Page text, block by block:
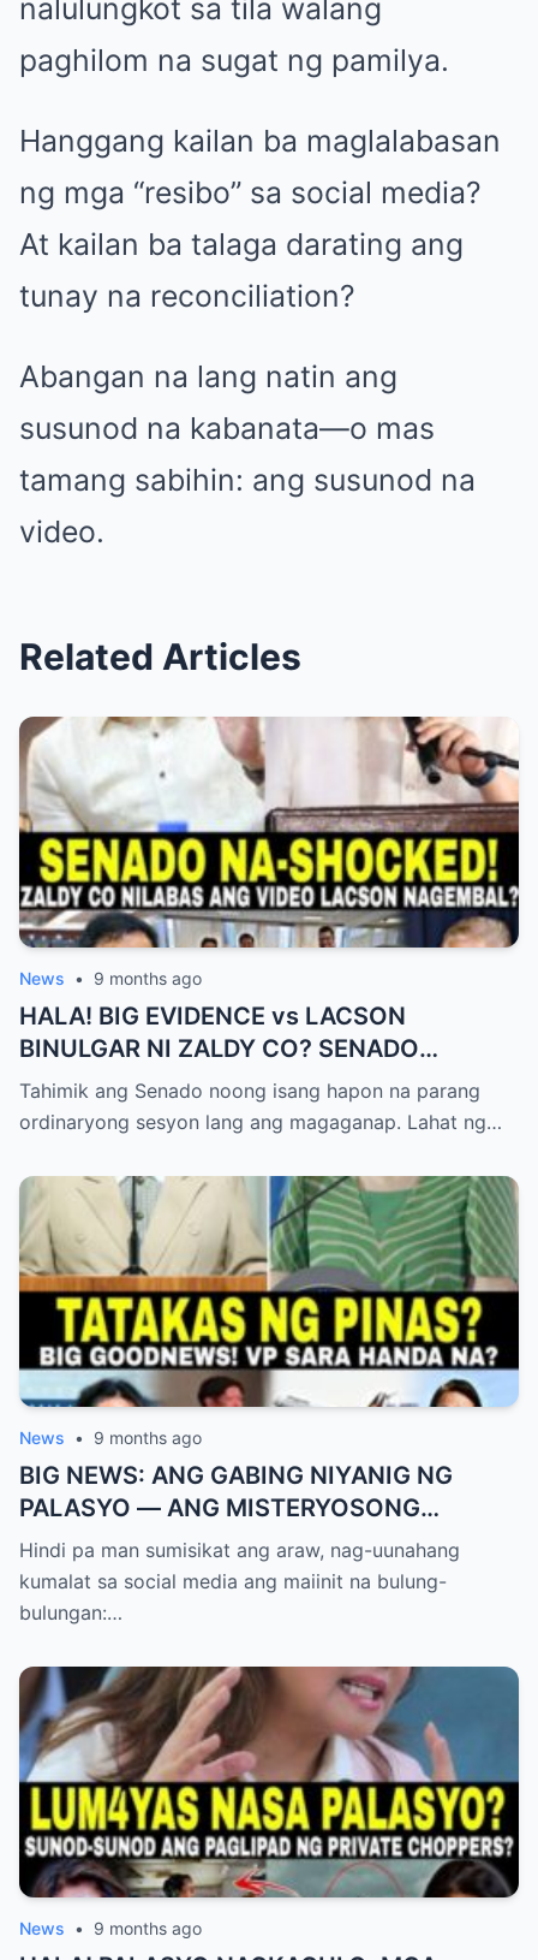
nalulungkot sa tila walang
paghilom na sugat ng pamilya.
Hanggang kailan ba maglalabasan
ng mga “resibo” sa social media?
At kailan ba talaga darating ang
tunay na reconciliation?
Abangan na lang natin ang
susunod na kabanata—o mas
tamang sabihin: ang susunod na
video.
Related Articles
News • 9 months ago
HALA! BIG EVIDENCE vs LACSON
BINULGAR NI ZALDY CO? SENADO
NASHOCK SA SIKRETO NA KINABAHAN
PAti SI SOTTO!
Tahimik ang Senado noong isang hapon na parang
ordinaryong sesyon lang ang magaganap. Lahat ng…
News • 9 months ago
BIG NEWS: ANG GABING NIYANIG NG
PALASYO — ANG MISTERYOSONG
PAGLIPAD NG ISANG JUNYOR AT ANG
DUMULOG NA LIHIM NINA PINGKY AT
KLER
Hindi pa man sumisikat ang araw, nag-uunahang
kumalat sa social media ang maiinit na bulung-
bulungan:…
News • 9 months ago